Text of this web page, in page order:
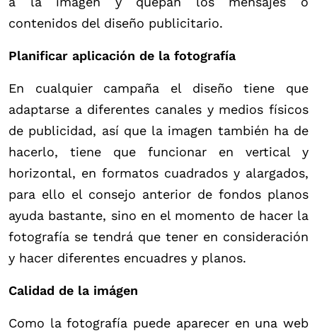
contenidos del diseño publicitario.
Planificar aplicación de la fotografía
En cualquier campaña el diseño tiene que
adaptarse a diferentes canales y medios físicos
de publicidad, así que la imagen también ha de
hacerlo, tiene que funcionar en vertical y
horizontal, en formatos cuadrados y alargados,
para ello el consejo anterior de fondos planos
ayuda bastante, sino en el momento de hacer la
fotografía se tendrá que tener en consideración
y hacer diferentes encuadres y planos.
Calidad de la imágen
Como la fotografía puede aparecer en una web